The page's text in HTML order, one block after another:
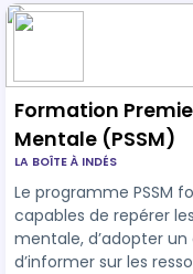
Formation
Mentale (PSSM)
LA BOÎTE À INDÉS
Le programme PSSM
capables de repérer
mentale, d’adopter
d’informer sur les